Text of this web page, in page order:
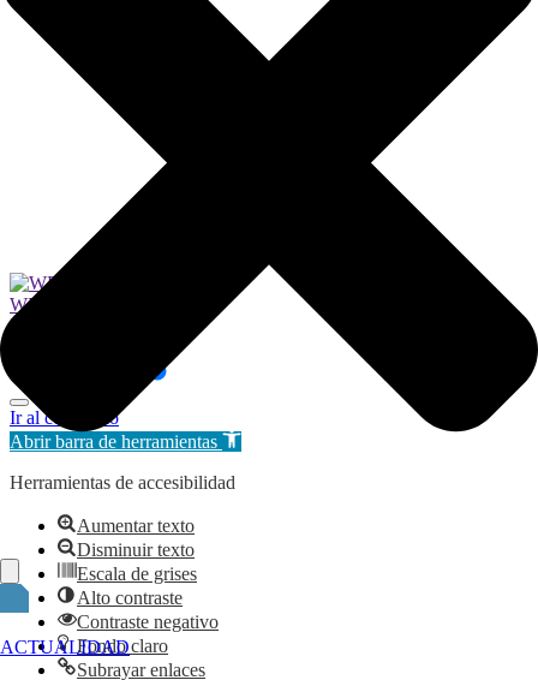
ACTUALIDAD
2026 © Ayuntamiento de Tres Cantos | Aviso Legal
WP Radio
OFFLINE
Ir al contenido
Abrir barra de herramientas
Herramientas de accesibilidad
Aumentar texto
Disminuir texto
Escala de grises
Alto contraste
Contraste negativo
Fondo claro
Subrayar enlaces